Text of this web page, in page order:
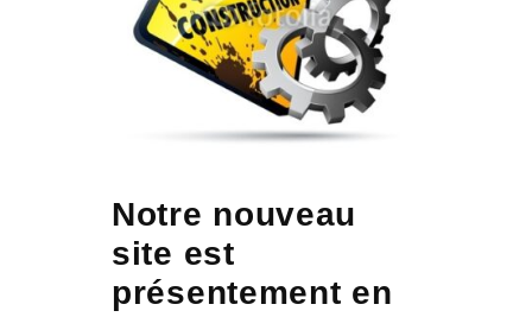
Notre nouveau
site est
présentement en